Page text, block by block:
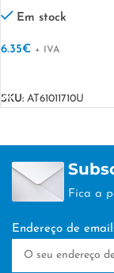
Em stock
6.35€ + IVA
SKU: AT61011710U
Fica a
Endereço de email: